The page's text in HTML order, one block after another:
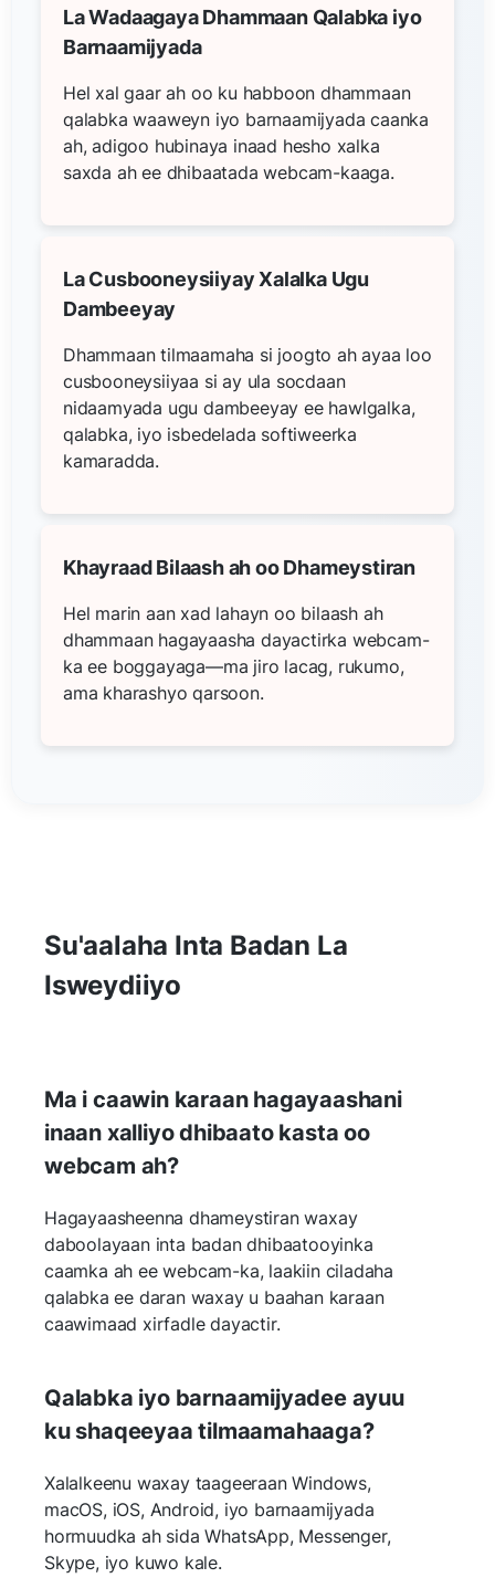
La Wadaagaya Dhammaan Qalabka iyo
Barnaamijyada
Hel xal gaar ah oo ku habboon dhammaan
qalabka waaweyn iyo barnaamijyada caanka
ah, adigoo hubinaya inaad hesho xalka
saxda ah ee dhibaatada webcam-kaaga.
La Cusbooneysiiyay Xalalka Ugu
Dambeeyay
Dhammaan tilmaamaha si joogto ah ayaa loo
cusbooneysiiyaa si ay ula socdaan
nidaamyada ugu dambeeyay ee hawlgalka,
qalabka, iyo isbedelada softiweerka
kamaradda.
Khayraad Bilaash ah oo Dhameystiran
Hel marin aan xad lahayn oo bilaash ah
dhammaan hagayaasha dayactirka webcam-
ka ee boggayaga—ma jiro lacag, rukumo,
ama kharashyo qarsoon.
Su'aalaha Inta Badan La
Isweydiiyo
Ma i caawin karaan hagayaashani
inaan xalliyo dhibaato kasta oo
webcam ah?
Hagayaasheenna dhameystiran waxay
daboolayaan inta badan dhibaatooyinka
caamka ah ee webcam-ka, laakiin ciladaha
qalabka ee daran waxay u baahan karaan
caawimaad xirfadle dayactir.
Qalabka iyo barnaamijyadee ayuu
ku shaqeeyaa tilmaamahaaga?
Xalalkeenu waxay taageeraan Windows,
macOS, iOS, Android, iyo barnaamijyada
hormuudka ah sida WhatsApp, Messenger,
Skype, iyo kuwo kale.